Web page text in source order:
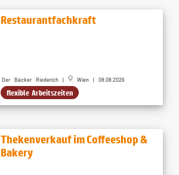
Restaurantfachkraft
Der Bäcker Riederich | Wien | 08.08.2026
flexible Arbeitszeiten
Thekenverkauf im Coffeeshop &
Bakery